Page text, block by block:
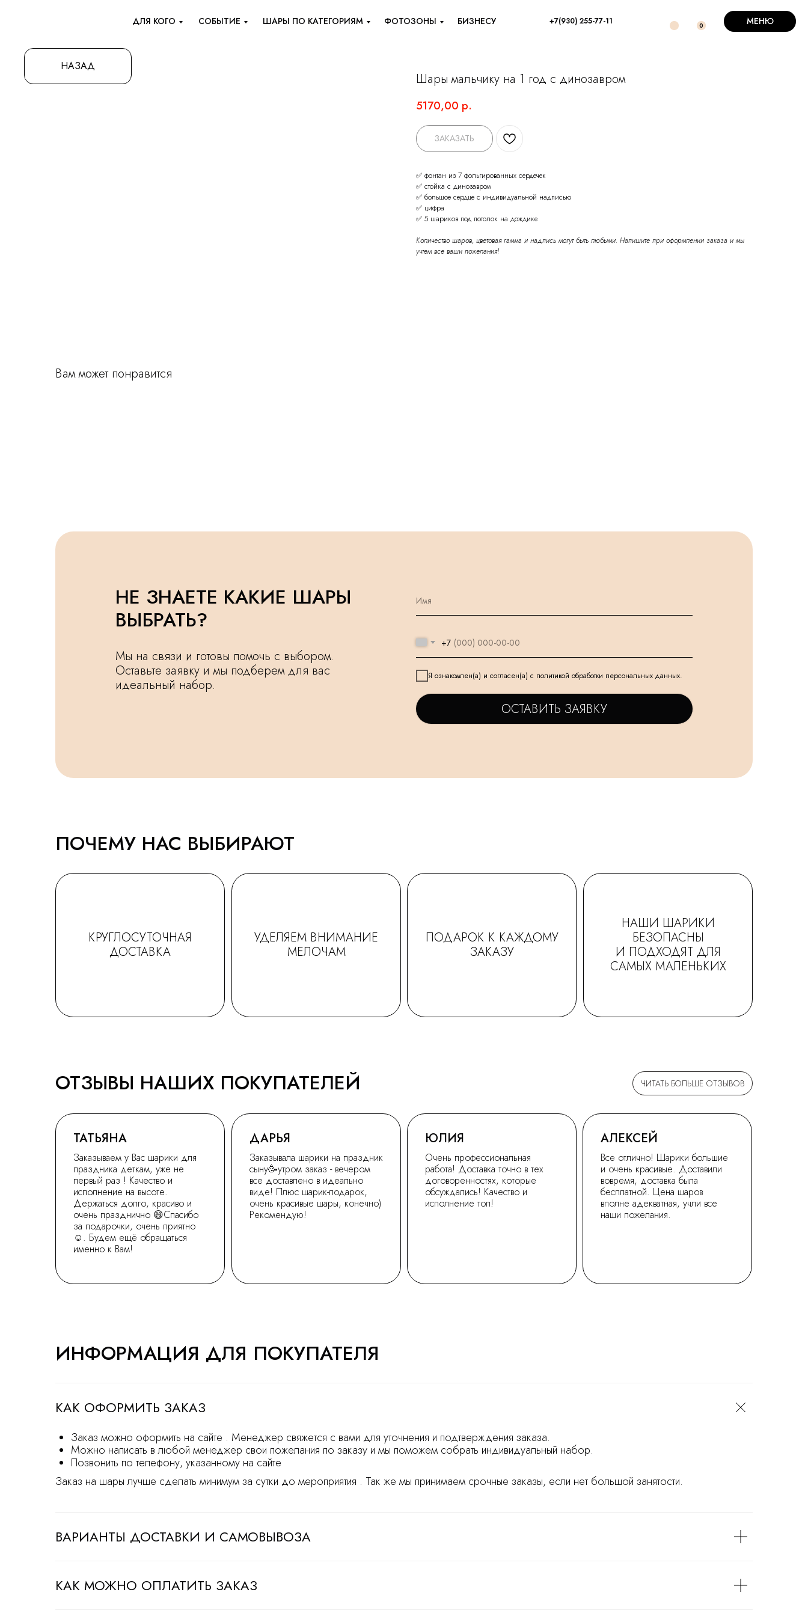
0
+7(930) 255-77-11
БИЗНЕСУ
ФОТОЗОНЫ
ШАРЫ ПО КАТЕГОРИЯМ
СОБЫТИЕ
ДЛЯ КОГО МЕНЮ
НАЗАД
Шары мальчику на 1 год с динозавром
5170,00 р.
ЗАКАЗАТЬ
✅ фонтан из 7 фольгированных сердечек
✅ стойка с динозавром
✅ большое сердце с индивидуальной надписью
✅ цифра
✅ 5 шариков под потолок на дождике
Количество шаров, цветовая гамма и надпись могут быть любыми. Напишите при оформлении заказа и мы
учтем все ваши пожелания!
Вам может понравится
НЕ ЗНАЕТЕ КАКИЕ ШАРЫ
ВЫБРАТЬ?
Мы на связи и готовы помочь с выбором.
Оставьте заявку и мы подберем для вас
идеальный набор.
+7
Я ознакомлен(а) и согласен(а) с политикой обработки персональных данных.
ОСТАВИТЬ ЗАЯВКУ
ПОЧЕМУ НАС ВЫБИРАЮТ
КРУГЛОСУТОЧНАЯ
ДОСТАВКА
УДЕЛЯЕМ ВНИМАНИЕ
МЕЛОЧАМ
ПОДАРОК К КАЖДОМУ
ЗАКАЗУ
НАШИ ШАРИКИ
БЕЗОПАСНЫ
И ПОДХОДЯТ ДЛЯ
САМЫХ МАЛЕНЬКИХ
ЧИТАТЬ БОЛЬШЕ ОТЗЫВОВ
ОТЗЫВЫ НАШИХ ПОКУПАТЕЛЕЙ
Заказывала шарики на праздник
сыну🥳утром заказ - вечером
все доставлено в идеально
виде! Плюс шарик-подарок,
очень красивые шары, конечно)
Рекомендую!
ДАРЬЯ ЮЛИЯ
Очень профессиональная
работа! Доставка точно в тех
договоренностях, которые
обсуждались! Качество и
исполнение топ!
ТАТЬЯНА
Заказываем у Вас шарики для
праздника деткам, уже не
первый раз ! Качество и
исполнение на высоте.
Держаться долго, красиво и
очень празднично 😄Спасибо
за подарочки, очень приятно
☺. Будем ещё обращаться
именно к Вам!
АЛЕКСЕЙ
Все отлично! Шарики большие
и очень красивые. Доставили
вовремя, доставка была
бесплатной. Цена шаров
вполне адекватная, учли все
наши пожелания.
ИНФОРМАЦИЯ ДЛЯ ПОКУПАТЕЛЯ
КАК ОФОРМИТЬ ЗАКАЗ
Заказ можно оформить на сайте . Менеджер свяжется с вами для уточнения и подтверждения заказа.
Можно написать в любой менеджер свои пожелания по заказу и мы поможем собрать индивидуальный набор.
Позвонить по телефону, указанному на сайте
Заказ на шары лучше сделать минимум за сутки до мероприятия . Так же мы принимаем срочные заказы, если нет большой занятости.
ВАРИАНТЫ ДОСТАВКИ И САМОВЫВОЗА
КАК МОЖНО ОПЛАТИТЬ ЗАКАЗ